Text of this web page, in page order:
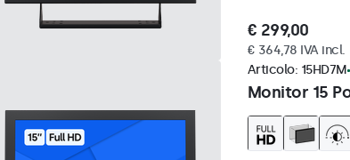
€ 299,00
€ 364,78 IVA incl.
Monitor 15
Articolo: 15HD7M